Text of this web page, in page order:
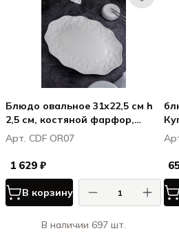
Блюдо овальное 31x22,5 см h
2,5 см, костяной фарфор,
Оригами / Origami
Арт. CDF OR07
1 629 ₽
В корзину
В наличии 697 шт.